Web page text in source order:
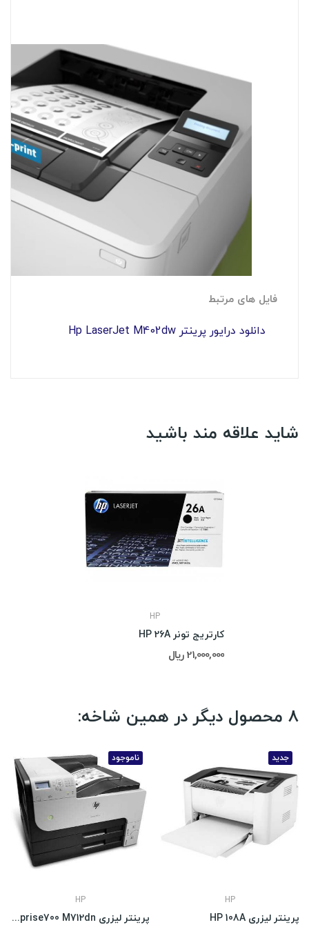
فایل های مرتبط
دانلود درایور پرینتر Hp LaserJet M402dw
شاید علاقه مند باشید
HP
کارتریج تونر HP 26A
21,000,000 ریال
8 محصول دیگر در همین شاخه:
ناموجود
HP
پرینتر لیزری HP LaserJet Enterprise700 M712dn
جدید
HP
پرینتر لیزری HP 108A